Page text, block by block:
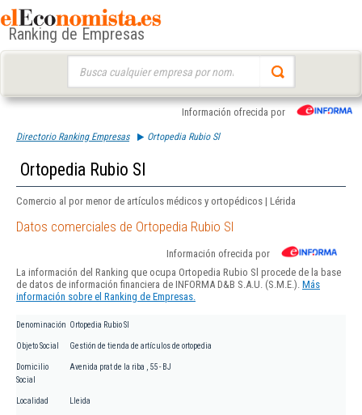
Ranking de Empresas
Información ofrecida por
Directorio Ranking Empresas Ortopedia Rubio Sl
Ortopedia Rubio Sl
Comercio al por menor de artículos médicos y ortopédicos | Lérida
Datos comerciales de Ortopedia Rubio Sl
Información ofrecida por
La información del Ranking que ocupa Ortopedia Rubio Sl procede de la base
de datos de información financiera de INFORMA D&B S.A.U. (S.M.E.). Más
información sobre el Ranking de Empresas.
Denominación Ortopedia Rubio Sl
Objeto Social Gestión de tienda de artículos de ortopedia
Domicilio
Social
Avenida prat de la riba , 55 - BJ
Localidad Lleida